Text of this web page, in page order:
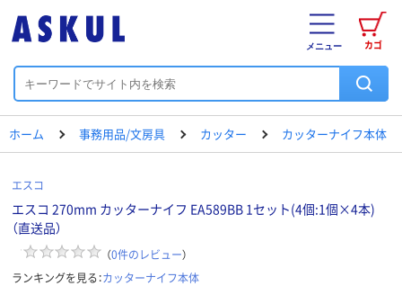
カゴ
メニュー
ホーム 事務用品/文房具 カッター カッターナイフ本体
エスコ
エスコ 270mm カッターナイフ EA589BB 1セット(4個:1個×4本)
（直送品）
（0件のレビュー）
ランキングを見る：カッターナイフ本体